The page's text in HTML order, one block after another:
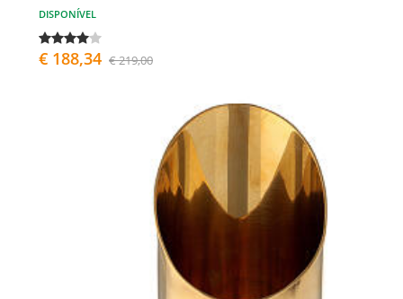
DISPONÍVEL
€ 188,34 € 219,00